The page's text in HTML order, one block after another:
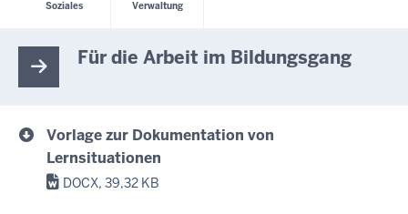
Soziales
Verwaltung
Für die Arbeit im Bildungsgang
Vorlage zur Dokumentation von
Lernsituationen
DOCX, 39,32 KB